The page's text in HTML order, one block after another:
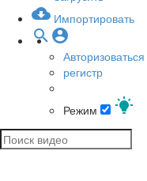
Импортировать
Авторизоваться
регистр
Режим